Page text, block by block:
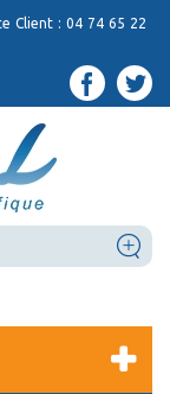
Client : 04 74 65 22